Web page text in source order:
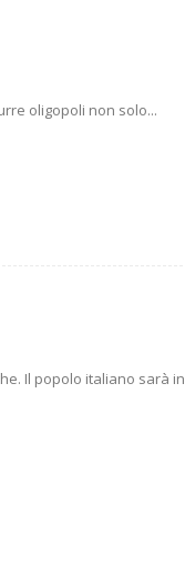
oligopoli non solo...
Il popolo italiano sarà in